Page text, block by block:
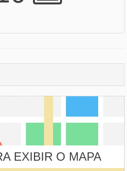
EXIBIR O MAPA